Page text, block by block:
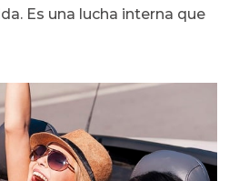
Es una lucha interna que